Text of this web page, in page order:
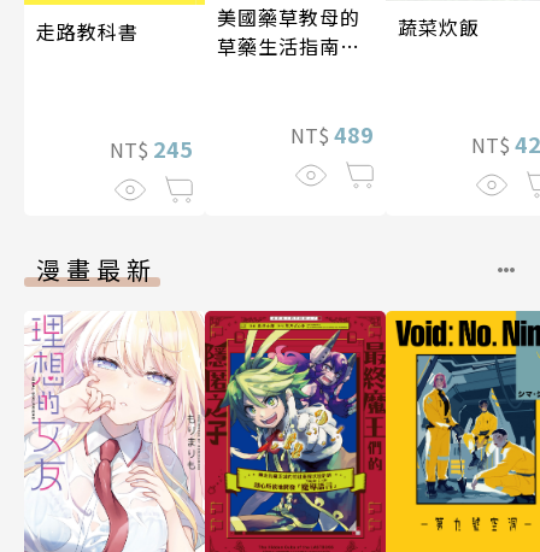
走路教科書
NT$ 245
美國藥草教母的
草藥生活指南
NT$ 489
蔬菜炊飯
NT$
漫畫最新